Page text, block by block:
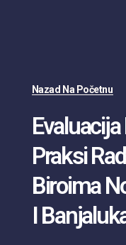
Nazad Na Početnu
Praksi
Biroima
I